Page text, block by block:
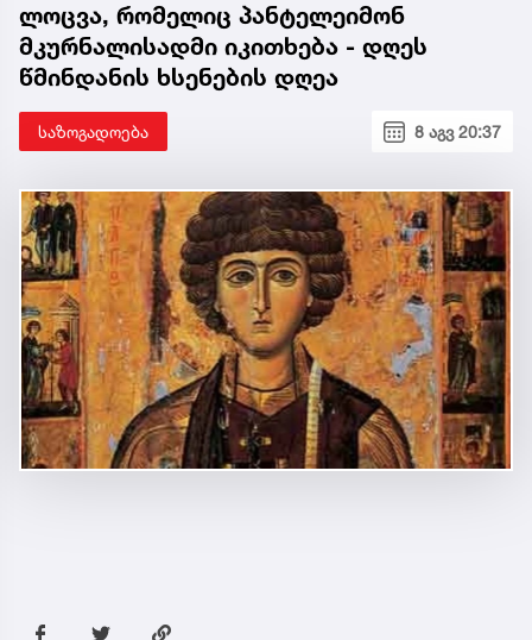
ლოცვა, რომელიც პანტელეიმონ
მკურნალისადმი იკითხება - დღეს
წმინდანის ხსენების დღეა
საზოგადოება 8 აგვ 20:37